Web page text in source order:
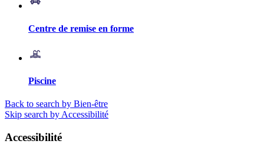
Centre de remise en forme
Piscine
Back to search by Bien-être
Skip search by Accessibilité
Accessibilité